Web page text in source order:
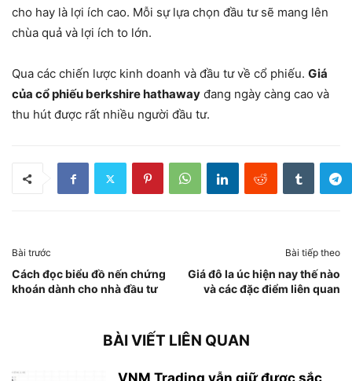
cho hay là lợi ích cao. Mỗi sự lựa chọn đầu tư sẽ mang lên
chùa quả và lợi ích to lớn.
Qua các chiến lược kinh doanh và đầu tư về cổ phiếu. Giá
của cổ phiếu berkshire hathaway đang ngày càng cao và
thu hút được rất nhiều người đầu tư.
Bài trước
Cách đọc biểu đồ nến chứng
khoán dành cho nhà đầu tư
Bài tiếp theo
Giá đô la úc hiện nay thế nào
và các đặc điểm liên quan
BÀI VIẾT LIÊN QUAN
VNM Trading vẫn giữ được sắc